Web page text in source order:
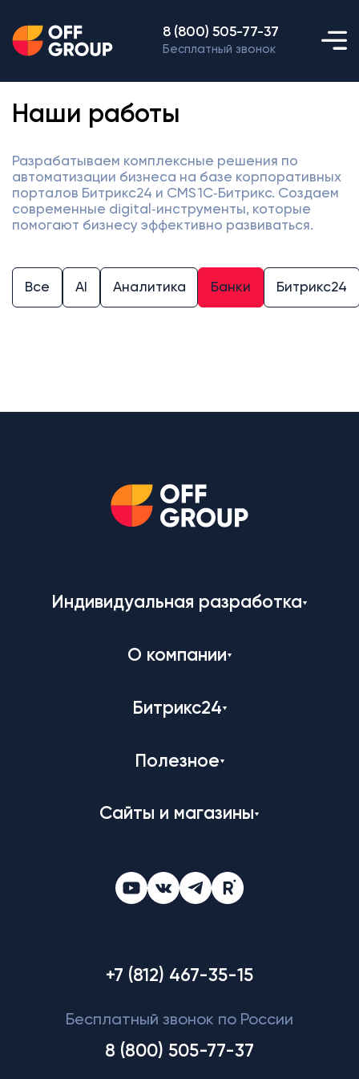
8 (800) 505-77-37
Бесплатный звонок
Наши работы
Разрабатываем комплексные решения по
автоматизации бизнеса на базе корпоративных
порталов Битрикс24 и CMS 1С‑Битрикс. Создаем
современные digital‑инструменты, которые
помогают бизнесу эффективно развиваться.
Все AI Аналитика Банки Битрикс24
Индивидуальная разработка
О компании
Битрикс24
Полезное
Сайты и магазины
+7 (812) 467-35-15
Бесплатный звонок по России
8 (800) 505-77-37